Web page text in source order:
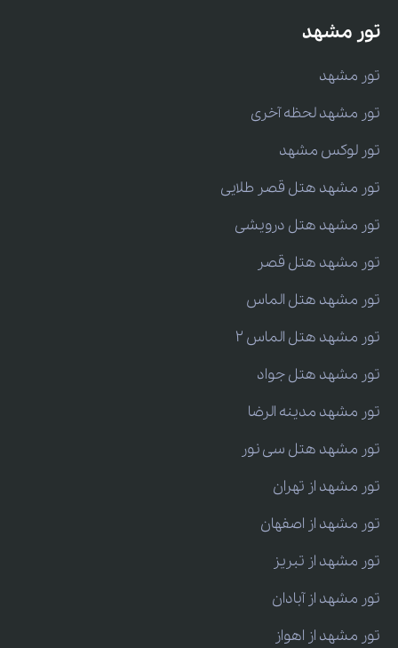
تور مشهد
تور مشهد
تور مشهد لحظه آخری
تور لوکس مشهد
تور مشهد هتل قصر طلایی
تور مشهد هتل درویشی
تور مشهد هتل قصر
تور مشهد هتل الماس
تور مشهد هتل الماس 2
تور مشهد هتل جواد
تور مشهد مدینه الرضا
تور مشهد هتل سی نور
تور مشهد از تهران
تور مشهد از اصفهان
تور مشهد از تبریز
تور مشهد از آبادان
تور مشهد از اهواز